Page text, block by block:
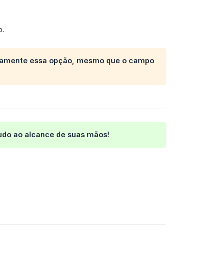
essa opção, mesmo que o campo
ao alcance de suas mãos!